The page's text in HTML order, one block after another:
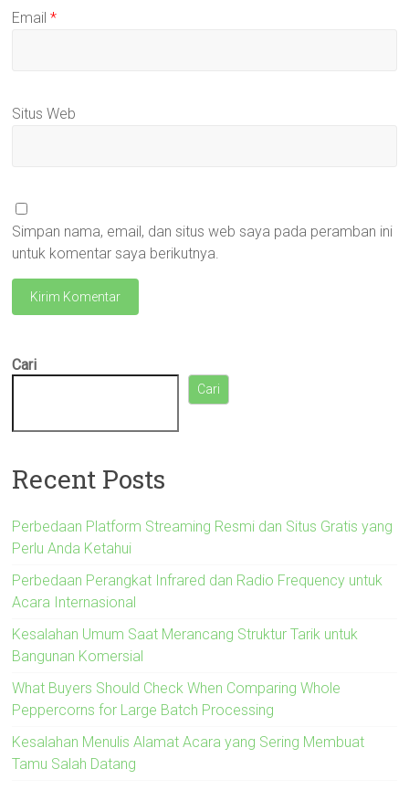
Email*
Situs Web
Simpan nama, email, dan situs web saya pada peramban ini
untuk komentar saya berikutnya.
Cari
Cari
Recent Posts
Perbedaan Platform Streaming Resmi dan Situs Gratis yang
Perlu Anda Ketahui
Perbedaan Perangkat Infrared dan Radio Frequency untuk
Acara Internasional
Kesalahan Umum Saat Merancang Struktur Tarik untuk
Bangunan Komersial
What Buyers Should Check When Comparing Whole
Peppercorns for Large Batch Processing
Kesalahan Menulis Alamat Acara yang Sering Membuat
Tamu Salah Datang